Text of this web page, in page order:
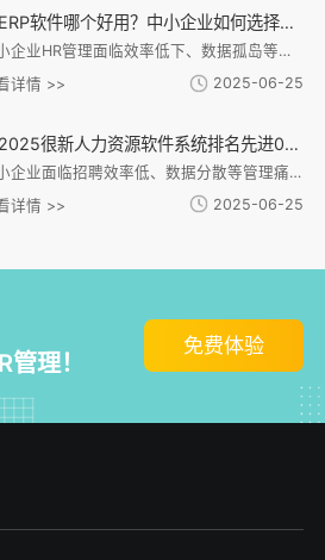
ERP软件哪个好用？中小企业如何选择适合的HR管理系统？
中小企业HR管理面临效率低下、数据孤岛等痛点，i人事系统提供一体化解决方案。文章从中小企业选型需求切入，分析i人事在招聘、考勤、薪酬、绩效等核心模块的适配能力，特别强调其对连锁、制造等特殊场景的支持。系统通过全流程数字化管理、数据安全防护及移动端协同，有效解决用工分散、合规风险等问题。文章还提供选型评估维度，建议企业关注适配性、模块集成度等关键指标，并通过实际案例展示i人事如何助力企业实现管理升级与数字化转型。
详情 >>
2025-06-25
2025很新人力资源软件系统排名先进0，哪款适合中小企业？
中小企业面临招聘效率低、数据分散等管理痛点，急需数字化HR系统。i人事HR管理系统针对连锁零售、制造等提供模块化解决方案，具备招聘、灵活考勤、自动薪酬核算等核心功能，支持多场景适配和低成本部署。其化设计能有效解决中小企业跨区域管理、数据整合等难题，通过轻量化实施和化工具提升管理效率，是企业数字化转型的理想选择。
详情 >>
2025-06-25
理！
免费体验